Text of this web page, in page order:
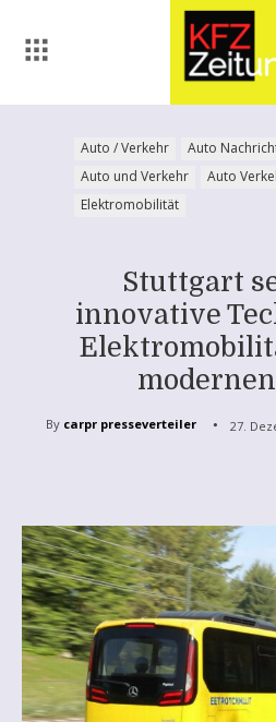
Auto / Verkehr
Auto
Auto und Verkehr
Auto
Elektromobilität
Stuttgart
innovative
By carpr presseverteiler 27.